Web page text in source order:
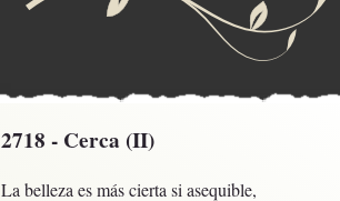
2718 - Cerca (II)
La belleza es más cierta si asequible,